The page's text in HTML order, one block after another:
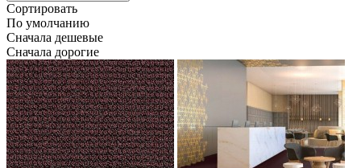
Сортировать
По умолчанию
Сначала дешевые
Сначала дорогие